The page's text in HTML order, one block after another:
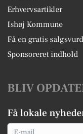
Erhvervsartikler
Ishøj Kommune
Få en gratis
Sponsoreret indhold
BLIV
Få lokale
Email